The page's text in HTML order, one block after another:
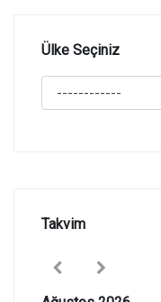
Ülke Seçiniz
Takvim